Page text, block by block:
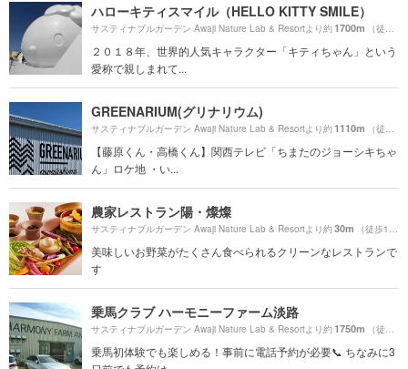
ハローキティスマイル（HELLO KITTY SMILE）
サスティナブルガーデン Awaji Nature Lab & Resortより約1700m （徒歩29分）
２０１８年、世界的人気キャラクター「キティちゃん」という
愛称で親しまれて...
GREENARIUM(グリナリウム)
サスティナブルガーデン Awaji Nature Lab & Resortより約1110m （徒歩19分）
【藤原くん・高橋くん】関西テレビ「ちまたのジョーシキちゃ
ん」ロケ地 ・い...
農家レストラン陽・燦燦
サスティナブルガーデン Awaji Nature Lab & Resortより約30m （徒歩1分）
美味しいお野菜がたくさん食べられるクリーンなレストランで
す
乗馬クラブ ハーモニーファーム淡路
サスティナブルガーデン Awaji Nature Lab & Resortより約1750m （徒歩30分）
乗馬初体験でも楽しめる！事前に電話予約が必要📞 ちなみに3